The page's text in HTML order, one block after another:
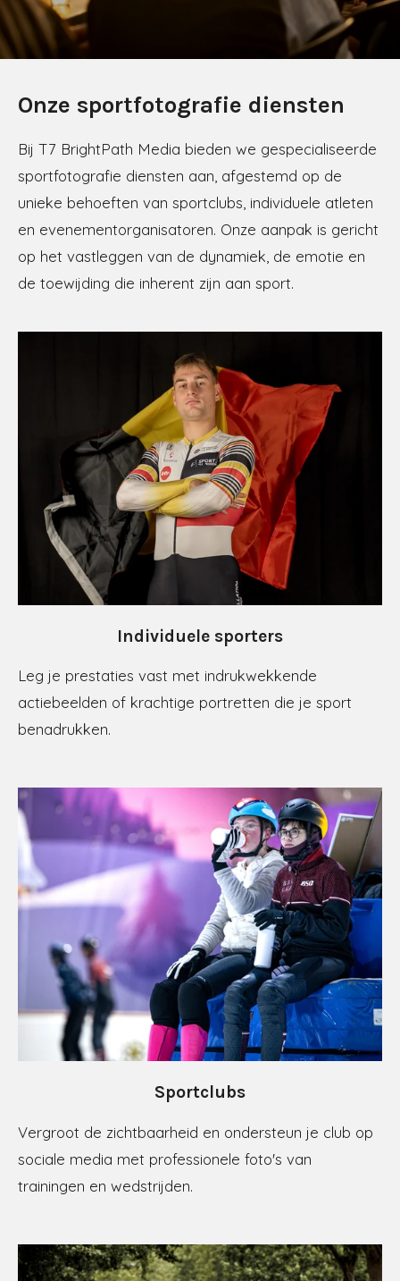
Onze sportfotografie diensten
Bij T7 BrightPath Media bieden we gespecialiseerde
sportfotografie diensten aan, afgestemd op de
unieke behoeften van sportclubs, individuele atleten
en evenementorganisatoren. Onze aanpak is gericht
op het vastleggen van de dynamiek, de emotie en
de toewijding die inherent zijn aan sport.
Individuele sporters
Leg je prestaties vast met indrukwekkende
actiebeelden of krachtige portretten die je sport
benadrukken.
Sportclubs
Vergroot de zichtbaarheid en ondersteun je club op
sociale media met professionele foto's van
trainingen en wedstrijden.